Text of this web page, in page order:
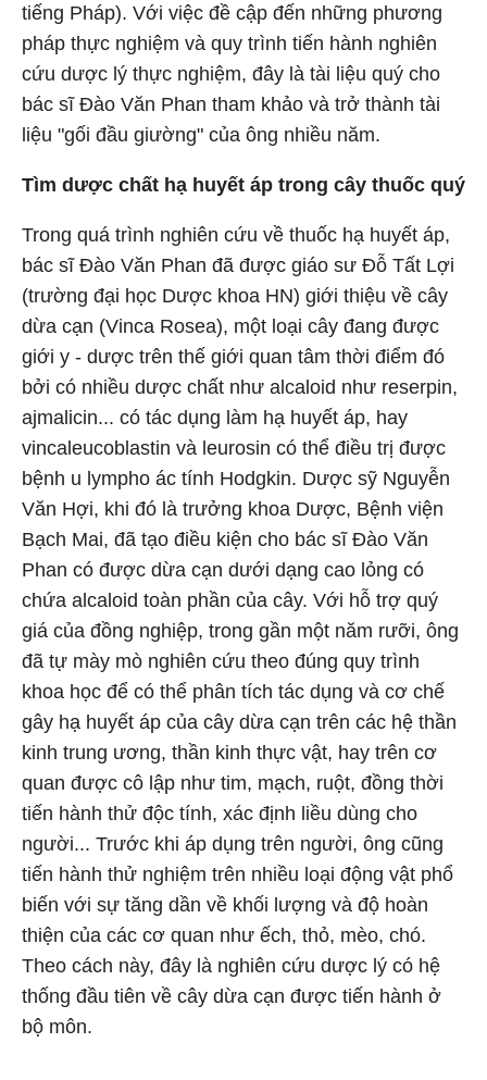
tiếng Pháp). Với việc đề cập đến những phương
pháp thực nghiệm và quy trình tiến hành nghiên
cứu dược lý thực nghiệm, đây là tài liệu quý cho
bác sĩ Đào Văn Phan tham khảo và trở thành tài
liệu "gối đầu giường" của ông nhiều năm.
Tìm dược chất hạ huyết áp trong cây thuốc quý
Trong quá trình nghiên cứu về thuốc hạ huyết áp,
bác sĩ Đào Văn Phan đã được giáo sư Đỗ Tất Lợi
(trường đại học Dược khoa HN) giới thiệu về cây
dừa cạn (Vinca Rosea), một loại cây đang được
giới y - dược trên thế giới quan tâm thời điểm đó
bởi có nhiều dược chất như alcaloid như reserpin,
ajmalicin... có tác dụng làm hạ huyết áp, hay
vincaleucoblastin và leurosin có thể điều trị được
bệnh u lympho ác tính Hodgkin. Dược sỹ Nguyễn
Văn Hợi, khi đó là trưởng khoa Dược, Bệnh viện
Bạch Mai, đã tạo điều kiện cho bác sĩ Đào Văn
Phan có được dừa cạn dưới dạng cao lỏng có
chứa alcaloid toàn phần của cây. Với hỗ trợ quý
giá của đồng nghiệp, trong gần một năm rưỡi, ông
đã tự mày mò nghiên cứu theo đúng quy trình
khoa học để có thể phân tích tác dụng và cơ chế
gây hạ huyết áp của cây dừa cạn trên các hệ thần
kinh trung ương, thần kinh thực vật, hay trên cơ
quan được cô lập như tim, mạch, ruột, đồng thời
tiến hành thử độc tính, xác định liều dùng cho
người... Trước khi áp dụng trên người, ông cũng
tiến hành thử nghiệm trên nhiều loại động vật phổ
biến với sự tăng dần về khối lượng và độ hoàn
thiện của các cơ quan như ếch, thỏ, mèo, chó.
Theo cách này, đây là nghiên cứu dược lý có hệ
thống đầu tiên về cây dừa cạn được tiến hành ở
bộ môn.